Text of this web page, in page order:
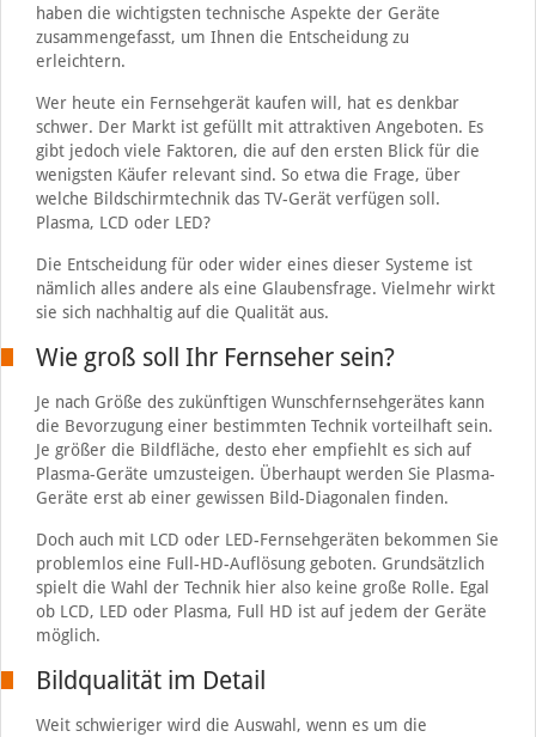
haben die wichtigsten technische Aspekte der Geräte
zusammengefasst, um Ihnen die Entscheidung zu
erleichtern.
Wer heute ein Fernsehgerät kaufen will, hat es denkbar
schwer. Der Markt ist gefüllt mit attraktiven Angeboten. Es
gibt jedoch viele Faktoren, die auf den ersten Blick für die
wenigsten Käufer relevant sind. So etwa die Frage, über
welche Bildschirmtechnik das TV-Gerät verfügen soll.
Plasma, LCD oder LED?
Die Entscheidung für oder wider eines dieser Systeme ist
nämlich alles andere als eine Glaubensfrage. Vielmehr wirkt
sie sich nachhaltig auf die Qualität aus.
Wie groß soll Ihr Fernseher sein?
Je nach Größe des zukünftigen Wunschfernsehgerätes kann
die Bevorzugung einer bestimmten Technik vorteilhaft sein.
Je größer die Bildfläche, desto eher empfiehlt es sich auf
Plasma-Geräte umzusteigen. Überhaupt werden Sie Plasma-
Geräte erst ab einer gewissen Bild-Diagonalen finden.
Doch auch mit LCD oder LED-Fernsehgeräten bekommen Sie
problemlos eine Full-HD-Auflösung geboten. Grundsätzlich
spielt die Wahl der Technik hier also keine große Rolle. Egal
ob LCD, LED oder Plasma, Full HD ist auf jedem der Geräte
möglich.
Bildqualität im Detail
Weit schwieriger wird die Auswahl, wenn es um die